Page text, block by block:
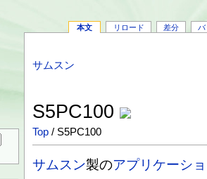
本文 リロード 差分 バ
サムスン
S5PC100
Top / S5PC100
サムスン製のアプリケーシ